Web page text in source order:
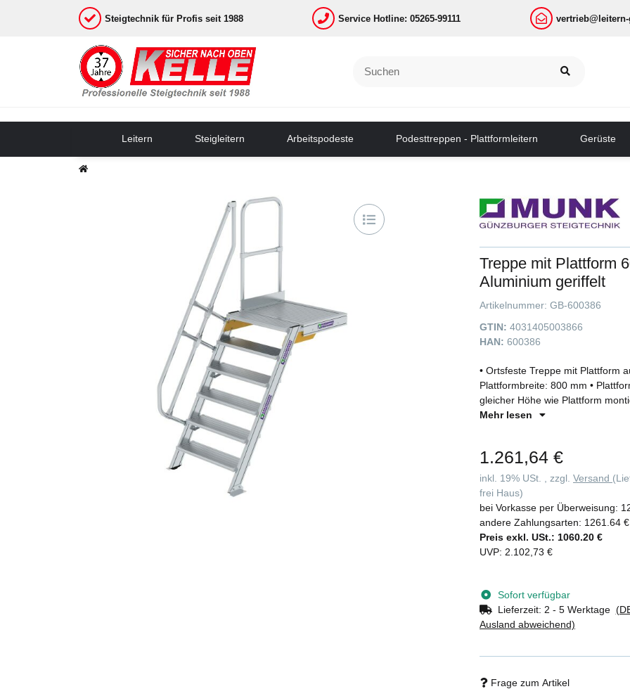
Steigtechnik für Profis seit 1988 Service Hotline: 05265-99111
Leitern Steigleitern Arbeitspodeste Podesttreppen - Plattformleitern Gerüste
Treppe mit Plattform
Aluminium geriffelt
Artikelnummer: GB-600386
GTIN: 4031405003866
HAN: 600386
• Ortsfeste Treppe mit Plattform
Plattformbreite: 800 mm •
gleicher Höhe wie Plattform
Plattformausführung
verschraubten
Handlauf nach DIN EN ISO
Untere Holmenden mit robusten
Geländer gegen Mehrpreis
vormontierten Baugruppen
Höhe ab 3.000 mm ist ein
bauseits keine Auflageflächen
Befestigung über eine
geeignet sind. Gegen Mehrpreis
was für den Außenbereich
Mehr lesen
1.261,64 €
inkl. 19% USt. , zzgl. Versand
frei Haus)
bei Vorkasse per Überweisung:
andere Zahlungsarten: 1261.64 €
Preis exkl. USt.: 1060.20 €
UVP: 2.102,73 €
Sofort verfügbar
Lieferzeit: 2 - 5 Werktage
Ausland abweichend)
Frage zum Artikel